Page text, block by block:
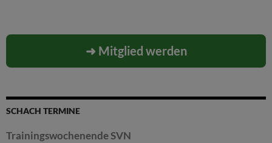
➜ Mitglied werden
SCHACH TERMINE
Trainingswochenende SVN